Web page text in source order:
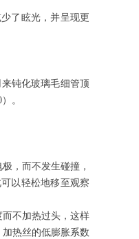
了眩光，并呈现更
钝化玻璃毛细管顶
。
，而不发生碰撞，
以轻松地移至观察
不加热过头，这样
热丝的低膨胀系数